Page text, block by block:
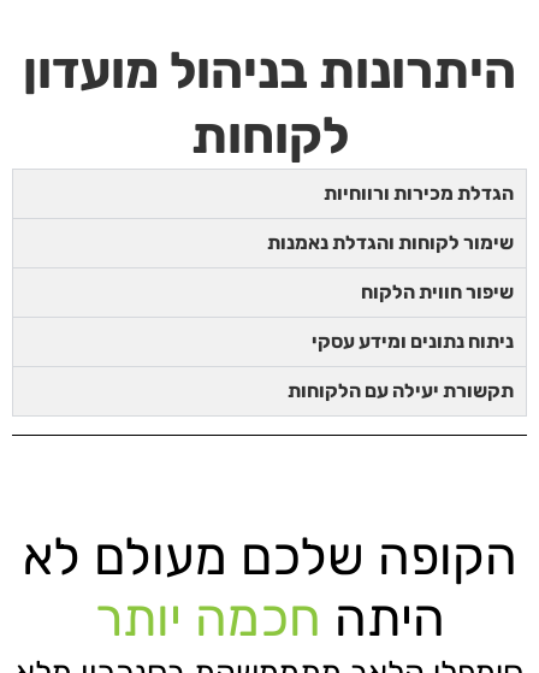
היתרונות בניהול מועדון
לקוחות
הגדלת מכירות ורווחיות
שימור לקוחות והגדלת נאמנות
שיפור חווית הלקוח
ניתוח נתונים ומידע עסקי
תקשורת יעילה עם הלקוחות
הקופה שלכם מעולם לא
היתה חכמה יותר